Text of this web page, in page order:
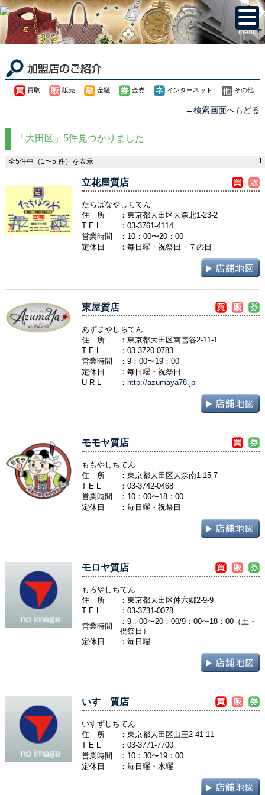
menu
買取 販売 金融 金券 インターネット その他
→検索画面へもどる
「大田区」5件見つかりました
全5件中（1〜5 件）を表示 1
立花屋質店
たちばなやしちてん
住 所
：東京都大田区大森北1-23-2
T E L
： 03-3761-4114
営業時間
：10：00〜20：00
定休日
：毎日曜・祝祭日・７の日
東屋質店
あずまやしちてん
住 所
：東京都大田区南雪谷2-11-1
T E L
： 03-3720-0783
営業時間
：9：00〜19：00
定休日
：毎日曜・祝祭日
U R L
： http://azumaya78.jp
モモヤ質店
ももやしちてん
住 所
：東京都大田区大森南1-15-7
T E L
： 03-3742-0468
営業時間
：10：00〜18：00
定休日
：毎日曜・祝祭日
モロヤ質店
もろやしちてん
住 所
：東京都大田区仲六郷2-9-9
T E L
： 03-3731-0078
営業時間
：9：00〜20：00/9：00〜18：00（土・
祝祭日）
定休日
：毎日曜
いすゞ質店
いすずしちてん
住 所
：東京都大田区山王2-41-11
T E L
： 03-3771-7700
営業時間
：10：30〜19：00
定休日
：毎日曜・水曜